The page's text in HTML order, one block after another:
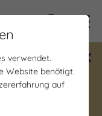
Saale-
- 18.12.
verwendet.
Website benötigt.
auf